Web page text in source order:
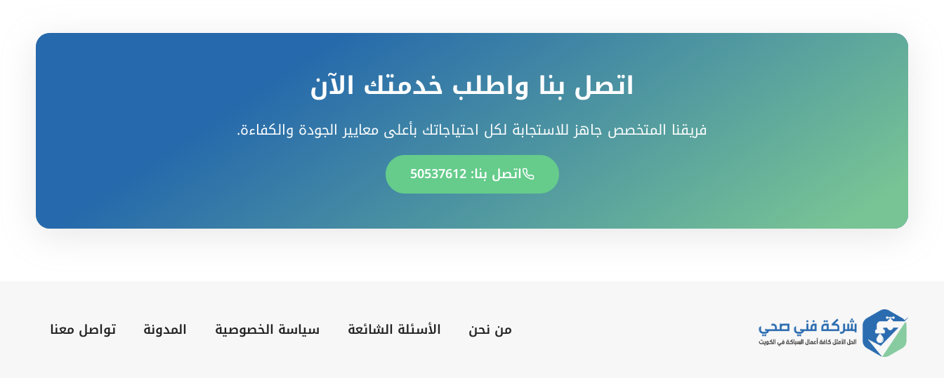
اتصل بنا واطلب خدمتك الآن
فريقنا المتخصص جاهز للاستجابة لكل احتياجاتك بأعلى معايير الجودة والكفاءة.
اتصل بنا: 50537612
من نحن الأسئلة الشائعة سياسة الخصوصية المدونة تواصل معنا